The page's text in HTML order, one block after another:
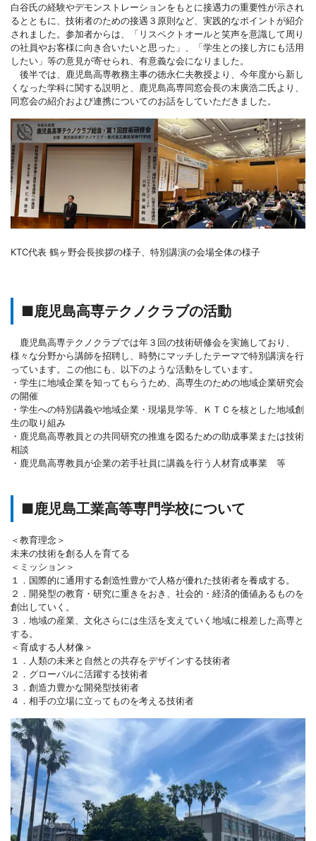
白谷氏の経験やデモンストレーションをもとに接遇力の重要性が示され
るとともに、技術者のための接遇３原則など、実践的なポイントが紹介
されました。参加者からは、「リスペクトオールと笑声を意識して周り
の社員やお客様に向き合いたいと思った」、「学生との接し方にも活用
したい」等の意見が寄せられ、有意義な会になりました。
後半では、鹿児島高専教務主事の徳永仁夫教授より、今年度から新し
くなった学科に関する説明と、鹿児島高専同窓会長の末廣浩二氏より、
同窓会の紹介および連携についてのお話をしていただきました。
KTC代表 鶴ヶ野会長挨拶の様子、特別講演の会場全体の様子
■鹿児島高専テクノクラブの活動
鹿児島高専テクノクラブでは年３回の技術研修会を実施しており、
様々な分野から講師を招聘し、時勢にマッチしたテーマで特別講演を行
っています。この他にも、以下のような活動をしています。
・学生に地域企業を知ってもらうため、高専生のための地域企業研究会
の開催
・学生への特別講義や地域企業・現場見学等、ＫＴＣを核とした地域創
生の取り組み
・鹿児島高専教員との共同研究の推進を図るための助成事業または技術
相談
・鹿児島高専教員が企業の若手社員に講義を行う人材育成事業 等
■鹿児島工業高等専門学校について
＜教育理念＞
未来の技術を創る人を育てる
＜ミッション＞
１．国際的に通用する創造性豊かで人格が優れた技術者を養成する。
２．開発型の教育・研究に重きをおき、社会的・経済的価値あるものを
創出していく。
３．地域の産業、文化さらには生活を支えていく地域に根差した高専と
する。
＜育成する人材像＞
１．人類の未来と自然との共存をデザインする技術者
２．グローバルに活躍する技術者
３．創造力豊かな開発型技術者
４．相手の立場に立ってものを考える技術者